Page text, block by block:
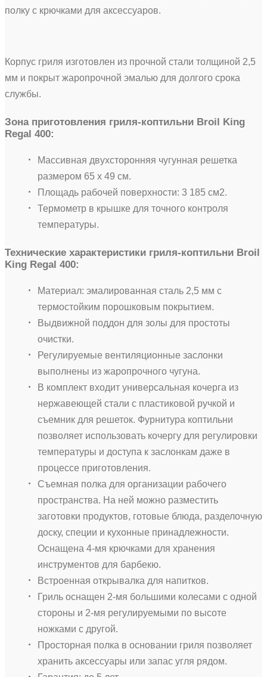
полку с крючками для аксессуаров.
Корпус гриля изготовлен из прочной стали толщиной 2,5
мм и покрыт жаропрочной эмалью для долгого срока
службы.
Зона приготовления гриля-коптильни Broil King
Regal 400:
Массивная двухсторонняя чугунная решетка
размером 65 х 49 см.
Площадь рабочей поверхности: 3 185 см2.
Термометр в крышке для точного контроля
температуры.
Технические характеристики гриля-коптильни Broil
King Regal 400:
Материал: эмалированная сталь 2,5 мм c
термостойким порошковым покрытием.
Выдвижной поддон для золы для простоты
очистки.
Регулируемые вентиляционные заслонки
выполнены из жаропрочного чугуна.
В комплект входит универсальная кочерга из
нержавеющей стали с пластиковой ручкой и
съемник для решеток. Фурнитура коптильни
позволяет использовать кочергу для регулировки
температуры и доступа к заслонкам даже в
процессе приготовления.
Съемная полка для организации рабочего
пространства. На ней можно разместить
заготовки продуктов, готовые блюда, разделочную
доску, специи и кухонные принадлежности.
Оснащена 4-мя крючками для хранения
инструментов для барбекю.
Встроенная открывалка для напитков.
Гриль оснащен 2-мя большими колесами с одной
стороны и 2-мя регулируемыми по высоте
ножками с другой.
Просторная полка в основании гриля позволяет
хранить аксессуары или запас угля рядом.